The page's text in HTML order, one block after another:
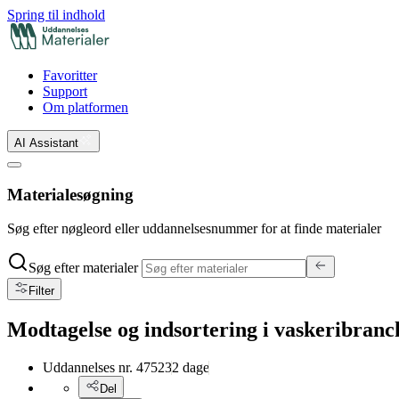
Spring til indhold
Favoritter
Support
Om platformen
AI Assistant
Materialesøgning
Søg efter nøgleord eller uddannelsesnummer for at finde materialer
Søg efter materialer
Filter
Modtagelse og indsortering i
Uddannelses nr. 475232 dage
Del